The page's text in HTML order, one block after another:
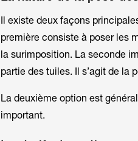
Il existe deux façons
première consiste à poser les
la surimposition. La seconde
partie des tuiles. Il s’agit de la
La deuxième option est
important.